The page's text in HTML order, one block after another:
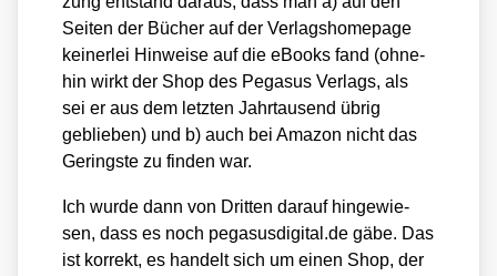
Sei­ten der Bücher auf der Ver­lags­home­page
kei­ner­lei Hin­wei­se auf die eBooks fand (ohne­
hin wirkt der Shop des Pega­sus Ver­lags, als
sei er aus dem letz­ten Jahr­tau­send übrig
geblie­ben) und b) auch bei Ama­zon nicht das
Gerings­te zu fin­den war.
Ich wur­de dann von Drit­ten dar­auf hin­ge­wie­
sen, dass es noch pega​sus​di​gi​tal​.de gäbe. Das
ist kor­rekt, es han­delt sich um einen Shop, der